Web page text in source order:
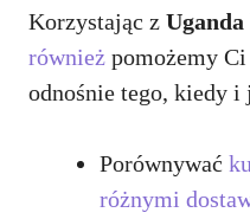
Korzystając z Uganda
również pomożemy
odnośnie tego, kiedy
Porównywać
różnymi